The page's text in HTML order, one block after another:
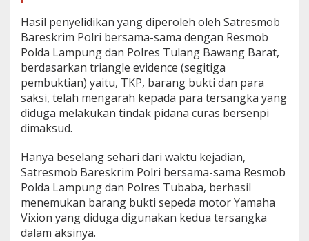
Hasil penyelidikan yang diperoleh oleh Satresmob
Bareskrim Polri bersama-sama dengan Resmob
Polda Lampung dan Polres Tulang Bawang Barat,
berdasarkan triangle evidence (segitiga
pembuktian) yaitu, TKP, barang bukti dan para
saksi, telah mengarah kepada para tersangka yang
diduga melakukan tindak pidana curas bersenpi
dimaksud.
Hanya beselang sehari dari waktu kejadian,
Satresmob Bareskrim Polri bersama-sama Resmob
Polda Lampung dan Polres Tubaba, berhasil
menemukan barang bukti sepeda motor Yamaha
Vixion yang diduga digunakan kedua tersangka
dalam aksinya.